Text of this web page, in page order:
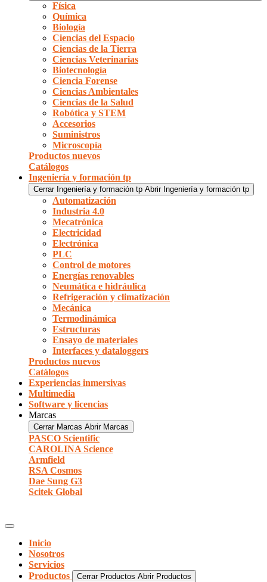
Física
Química
Biología
Ciencias del Espacio
Ciencias de la Tierra
Ciencias Veterinarias
Biotecnología
Ciencia Forense
Ciencias Ambientales
Ciencias de la Salud
Robótica y STEM
Accesorios
Suministros
Microscopía
Productos nuevos
Catálogos
Ingeniería y formación tp
Cerrar Ingeniería y formación tp Abrir Ingeniería y formación tp
Automatización
Industria 4.0
Mecatrónica
Electricidad
Electrónica
PLC
Control de motores
Energías renovables
Neumática e hidráulica
Refrigeración y climatización
Mecánica
Termodinámica
Estructuras
Ensayo de materiales
Interfaces y dataloggers
Productos nuevos
Catálogos
Experiencias inmersivas
Multimedia
Software y licencias
Marcas
Cerrar Marcas Abrir Marcas
PASCO Scientific
CAROLINA Science
Armfield
RSA Cosmos
Dae Sung G3
Scitek Global
Inicio
Nosotros
Servicios
Productos
Cerrar Productos Abrir Productos